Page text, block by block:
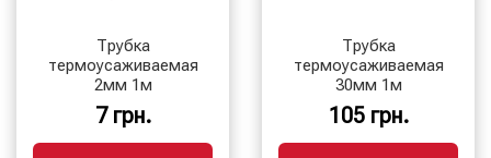
Трубка
термоусаживаемая
2мм 1м
7 грн.
Трубка
термоусаживаемая
30мм 1м
105 грн.